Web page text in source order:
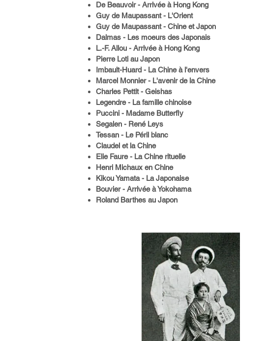
De Beauvoir - Arrivée à Hong Kong
Guy de Maupassant - L'Orient
Guy de Maupassant - Chine et Japon
Dalmas - Les moeurs des Japonais
L.-F. Allou - Arrivée à Hong Kong
Pierre Loti au Japon
Imbault-Huard - La Chine à l'envers
Marcel Monnier - L'avenir de la Chine
Charles Pettit - Geishas
Legendre - La famille chinoise
Puccini - Madame Butterfly
Segalen - René Leys
Tessan - Le Péril blanc
Claudel et la Chine
Elie Faure - La Chine rituelle
Henri Michaux en Chine
Kikou Yamata - La Japonaise
Bouvier - Arrivée à Yokohama
Roland Barthes au Japon